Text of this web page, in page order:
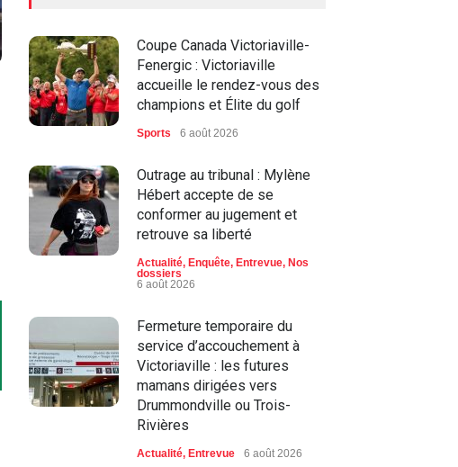
Coupe Canada Victoriaville-
Fenergic : Victoriaville
accueille le rendez-vous des
champions et Élite du golf
Sports 6 août 2026
Outrage au tribunal : Mylène
Hébert accepte de se
conformer au jugement et
retrouve sa liberté
Actualité, Enquête, Entrevue, Nos
dossiers
6 août 2026
Fermeture temporaire du
service d’accouchement à
Victoriaville : les futures
mamans dirigées vers
Drummondville ou Trois-
Rivières
Actualité, Entrevue 6 août 2026